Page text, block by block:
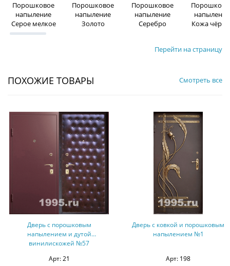
Порошковое
напыление
Серое мелкое
Порошковое
напыление
Золото
Порошковое
напыление
Серебро
напыление
Кожа
Перейти на страницу
ПОХОЖИЕ ТОВАРЫ Смотреть все
Дверь с порошковым
напылением и дутой
винилискожей №57
Арт: 21
Дверь с ковкой и порошковым
напылением №1
Арт: 198